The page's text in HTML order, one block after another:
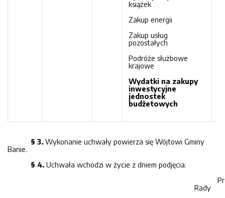
książek
Zakup energii
Zakup usług
pozostałych
Podróże służbowe
krajowe
Wydatki na zakupy
inwestycyjne
jednostek
budżetowych
§ 3. Wykonanie uchwały powierza się Wójtowi Gminy
Banie.
§ 4.Uchwała wchodzi w życie z dniem podjęcia.
Rady